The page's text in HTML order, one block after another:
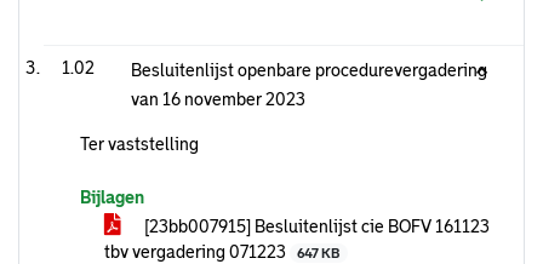
1.02
Besluitenlijst openbare procedurevergadering
van 16 november 2023
Ter vaststelling
Bijlagen
[23bb007915] Besluitenlijst cie BOFV 161123
tbv vergadering 071223
647 KB